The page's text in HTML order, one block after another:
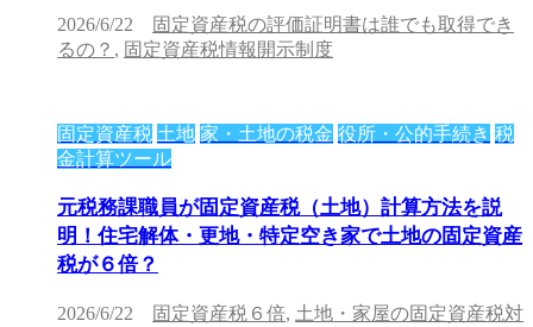
2026/6/22
固定資産税の評価証明書は誰でも取得でき
るの？ , 固定資産税情報開示制度
固定資産税 土地 家・土地の税金 役所・公的手続き 税
金計算ツール
元税務課職員が固定資産税（土地）計算方法を説
明！住宅解体・更地・特定空き家で土地の固定資産
税が６倍？
2026/6/22 固定資産税６倍, 土地・家屋の固定資産税対